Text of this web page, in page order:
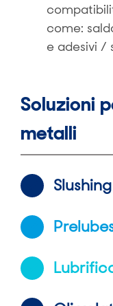
come:
e adesivi /
Soluzioni
metalli